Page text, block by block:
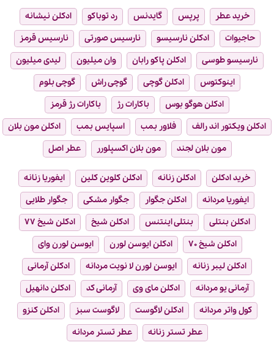
خرید عطر پرپس گایدنس رد توباکو
ادکلن نیشانه
حاجیوات
ادکلن نارسیسو نارسیس صورتی
نارسیس قرمز
نارسیسو طوسی
ادکلن پاکو رابان وان میلیون
لیدی میلیون
اینوکتوس
ادکلن گوچی گوچی راش
گوچی بلوم
ادکلن هوگو بوس
باکارات رژ
باکارات رژ قرمز
ادکلن ویکتور اند رالف
فلاور بمب اسپایس بمب
ادکلن مون بلان
مون بلان لجند
مون بلان اکسپلورر عطر اصل
خرید ادکلن ادکلن زنانه ادکلن کلوین کلین
ایفوریا زنانه
ایفوریا مردانه
ادکلن جگوار جگوار مشکی
جگوار طلایی
ادکلن بنتلی
بنتلی اینتنس ادکلن شیخ
ادکلن شیخ ۷۷
ادکلن شیخ ۷۰
ادکلن ایوسن لورن
ایوسن لورن وای
ادکلن لیبر زنانه
ایوسن لورن لا نویت مردانه
ادکلن آرمانی
آرمانی یو مردانه
ادکلن مای وی آرمانی کد
ادکلن دانهیل
کول واتر مردانه
ادکلن لاگوست لاگوست سبز
ادکلن کنزو
عطر تستر زنانه
عطر تستر مردانه